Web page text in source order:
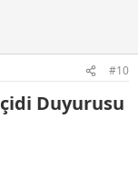
#10
Duyurusu​